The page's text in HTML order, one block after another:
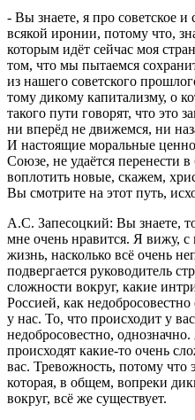
- Вы знаете, я про советское и
всякой иронии, потому что,
которым идёт сейчас моя
том, что мы пытаемся
из нашего советского
тому дикому капитализму, о
такого пути говорят, что это
ни вперёд не движемся, ни
И настоящие моральные
Союзе, не удаётся перенести
воплотить новые, скажем,
Вы смотрите на этот путь,
А.С. Запесоцкий: Вы знаете,
мне очень нравится. Я вижу,
жизнь, насколько всё очень
подвергается руководитель
сложности вокруг, какие
Россией, как
у нас. То, что происходит у
недобросовестно,
происходят какие-то очень
вас. Тревожность, потому что
которая, в общем, вопреки
вокруг, всё же существует.